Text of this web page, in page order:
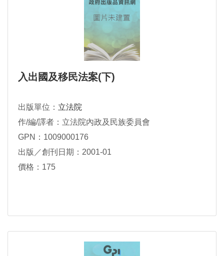
入出國及移民法案(下)
出版單位： 立法院
作/編/譯者：立法院內政及民族委員會
GPN：1009000176
出版／創刊日期：2001-01
價格：175